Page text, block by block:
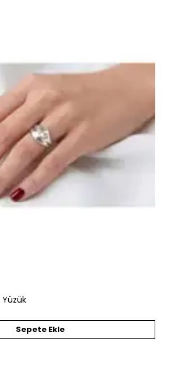
Sepete Ekle